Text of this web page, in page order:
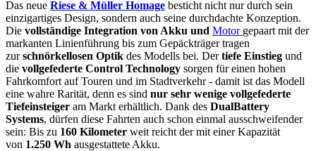
Das neue Riese & Müller Homage besticht nicht nur durch sein
einzigartiges Design, sondern auch seine durchdachte Konzeption.
Die vollständige Integration von Akku und Motor gepaart mit der
markanten Linienführung bis zum Gepäckträger tragen
zurschnörkellosen Optik des Modells bei. Dertiefe Einstieg und
die vollgefederte Control Technology sorgen für einen hohen
Fahrkomfort auf Touren und im Stadtverkehr - damit ist das Modell
eine wahre Rarität, denn es sind nur sehr wenige vollgefederte
Tiefeinsteiger am Markt erhältlich. Dank des DualBattery
Systems, dürfen diese Fahrten auch schon einmal ausschweifender
sein: Bis zu 160 Kilometer weit reicht der mit einer Kapazität
von 1.250 Wh ausgestattete Akku.